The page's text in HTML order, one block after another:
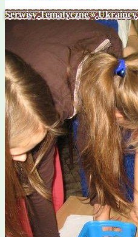
Serwisy Tematyczne»Ukraińcy